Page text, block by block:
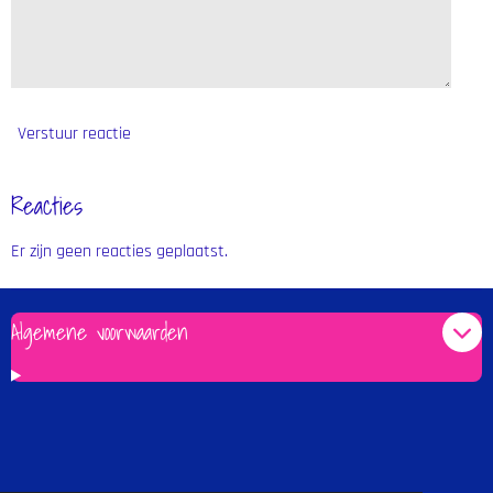
Verstuur reactie
Reacties
Er zijn geen reacties geplaatst.
Algemene voorwaarden